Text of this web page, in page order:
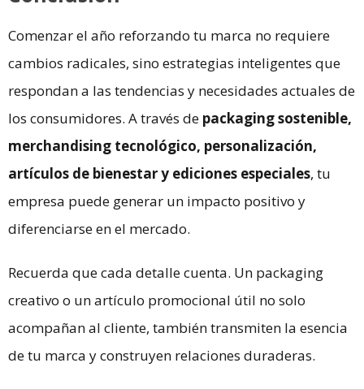
Comenzar el año reforzando tu marca no requiere
cambios radicales, sino estrategias inteligentes que
respondan a las tendencias y necesidades actuales de
los consumidores. A través de packaging sostenible,
merchandising tecnológico, personalización,
artículos de bienestar y ediciones especiales, tu
empresa puede generar un impacto positivo y
diferenciarse en el mercado.
Recuerda que cada detalle cuenta. Un packaging
creativo o un artículo promocional útil no solo
acompañan al cliente, también transmiten la esencia
de tu marca y construyen relaciones duraderas.